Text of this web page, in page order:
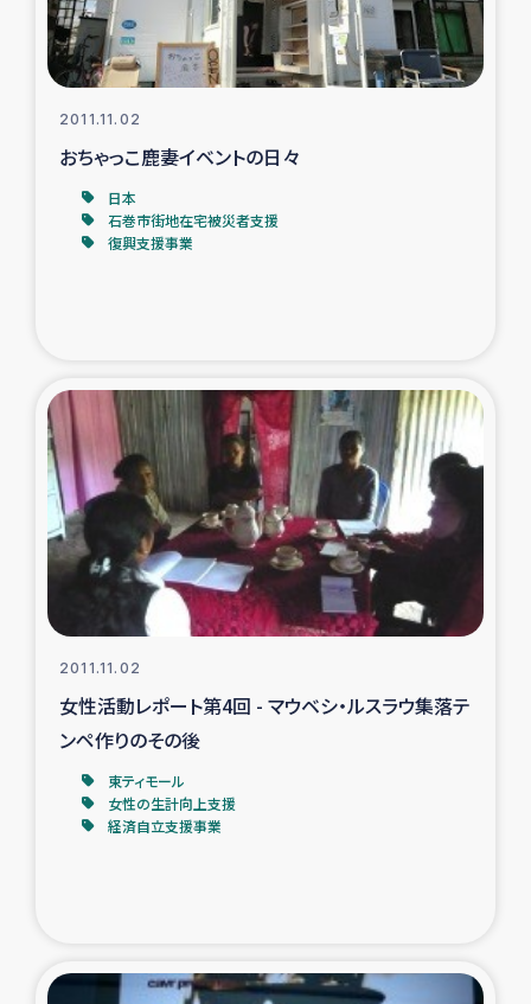
漁民によるマングローブ植林活動
レバノンでのシリア難民への食糧・越冬支援
レバノンでのシリア難民への教育支援事業
神原ゼミxパルシック
石巻市街地在宅被災者支援
復興応援隊の活動
仮設住宅生活支援・農業復興支援
漁業復興支援
インターン・ボランティア日誌
2011.11.02
おちゃっこ鹿妻イベントの日々
日本
石巻市街地在宅被災者支援
復興支援事業
2011.11.02
女性活動レポート第4回 - マウベシ・ルスラウ集落テ
ンペ作りのその後
東ティモール
女性の生計向上支援
経済自立支援事業